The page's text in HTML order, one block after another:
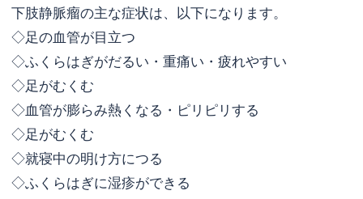
下肢静脈瘤の主な症状は、以下になります。
◇足の血管が目立つ
◇ふくらはぎがだるい・重痛い・疲れやすい
◇足がむくむ
◇血管が膨らみ熱くなる・ピリピリする
◇足がむくむ
◇就寝中の明け方につる
◇ふくらはぎに湿疹ができる